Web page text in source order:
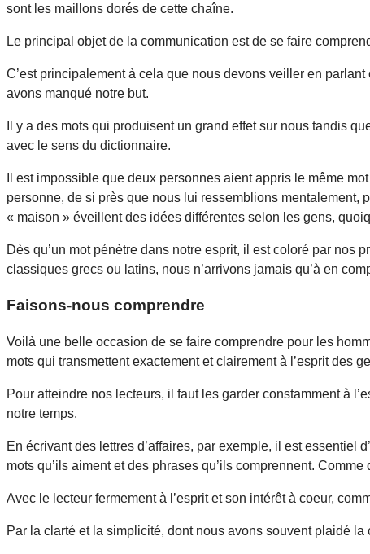
sont les maillons dorés de cette chaîne.
Le principal objet de la communication est de se faire
C’est principalement à cela que nous devons veiller en
avons manqué notre but.
Il y a des mots qui produisent un grand effet sur nous tandis
avec le sens du dictionnaire.
Il est impossible que deux personnes aient appris le même
personne, de si près que nous lui ressemblions mentalement,
« maison » éveillent des idées différentes selon les gens,
Dès qu’un mot pénètre dans notre esprit, il est coloré par nos
classiques grecs ou latins, nous n’arrivons jamais qu’à en
Faisons-nous comprendre
Voilà une belle occasion de se faire comprendre pour les
mots qui transmettent exactement et clairement à l’esprit des
Pour atteindre nos lecteurs, il faut les garder constamment à
notre temps.
En écrivant des lettres d’affaires, par exemple, il est
mots qu’ils aiment et des phrases qu’ils comprennent.
Avec le lecteur fermement à l’esprit et son intérêt à coeur,
Par la clarté et la simplicité, dont nous avons souvent plaidé